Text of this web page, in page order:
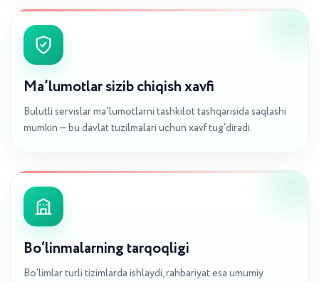
Ma’lumotlar sizib chiqish xavfi
Bulutli servislar ma’lumotlarni tashkilot tashqarisida saqlashi
mumkin — bu davlat tuzilmalari uchun xavf tug‘diradi.
Bo‘linmalarning tarqoqligi
Bo‘limlar turli tizimlarda ishlaydi, rahbariyat esa umumiy